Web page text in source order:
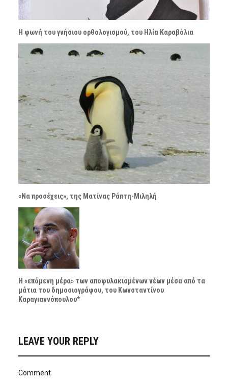
Η φωνή του γνήσιου ορθολογισμού, του Ηλία Καραβόλια
«Να προσέχεις», της Ματίνας Ράπτη-Μιληλή
Η «επόμενη μέρα» των αποφυλακισμένων νέων μέσα από τα
μάτια του δημοσιογράφου, του Κωνσταντίνου
Καραγιαννόπουλου*
LEAVE YOUR REPLY
Comment